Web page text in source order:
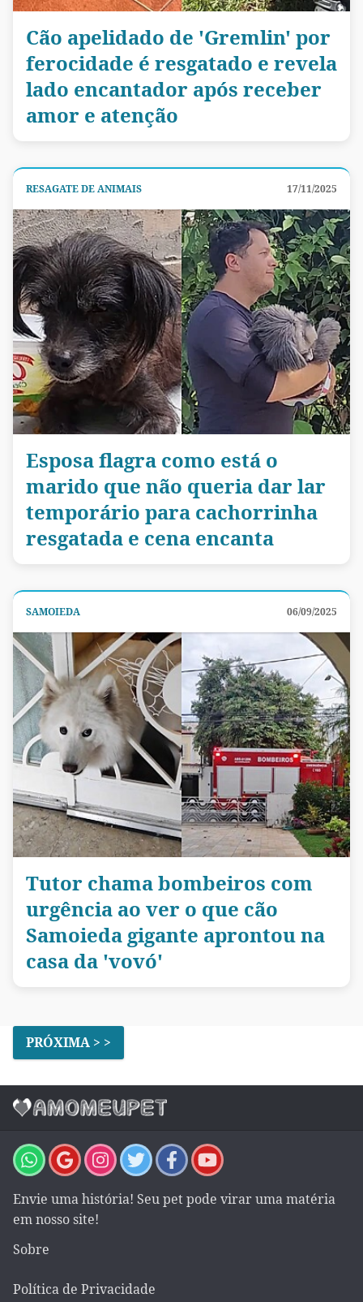
Cão apelidado de 'Gremlin' por
ferocidade é resgatado e revela
lado encantador após receber
amor e atenção
RESAGATE DE ANIMAIS 17/11/2025
Esposa flagra como está o
marido que não queria dar lar
temporário para cachorrinha
resgatada e cena encanta
SAMOIEDA 06/09/2025
Tutor chama bombeiros com
urgência ao ver o que cão
Samoieda gigante aprontou na
casa da 'vovó'
PRÓXIMA > >
Envie uma história! Seu pet pode virar uma matéria
em nosso site!
Sobre
Política de Privacidade